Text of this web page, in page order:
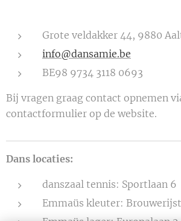
Grote veldakker 44, 9880
info@dansamie.be
BE98 9734 3118 0693
Bij vragen graag contact opnemen
contactformulier op de website.
Dans locaties:
danszaal tennis: Sportlaan 6
Emmaüs kleuter: